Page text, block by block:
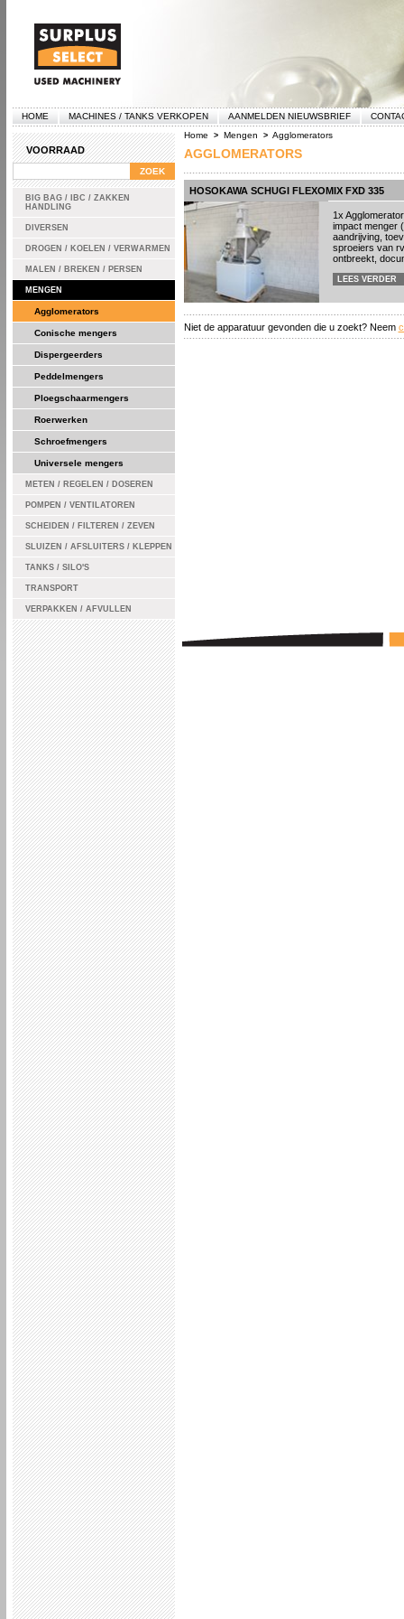
HOME MACHINES / TANKS VERKOPEN AANMELDEN NIEUWSBRIEF
VOORRAAD
BIG BAG / IBC / ZAKKEN
HANDLING
DIVERSEN
DROGEN / KOELEN / VERWARMEN
MALEN / BREKEN / PERSEN
MENGEN
Agglomerators
Conische mengers
Dispergeerders
Peddelmengers
Ploegschaarmengers
Roerwerken
Schroefmengers
Universele mengers
METEN / REGELEN / DOSEREN
POMPEN / VENTILATOREN
SCHEIDEN / FILTEREN / ZEVEN
SLUIZEN / AFSLUITERS / KLEPPEN
TANKS / SILO'S
TRANSPORT
VERPAKKEN / AFVULLEN
Home > Mengen > Agglomerators
AGGLOMERATORS
HOSOKAWA SCHUGI FLEXOMIX FXD 335
1x
impact menger
aandrijving,
sproeiers van
ontbreekt,
LEES VERDER
Niet de apparatuur gevonden die u zoekt? Neem